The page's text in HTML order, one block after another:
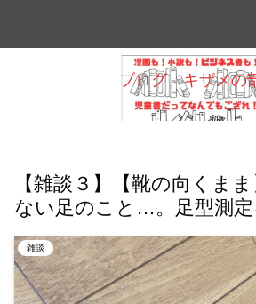
ブログ キザメの
【雑談３】【靴の向くま
ない足のこと…。足型測
雑談